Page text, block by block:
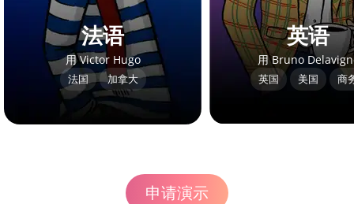
法语
用 Victor Hugo
法国 加拿大
英语
用 Bruno
英国 美国 商
申请演示